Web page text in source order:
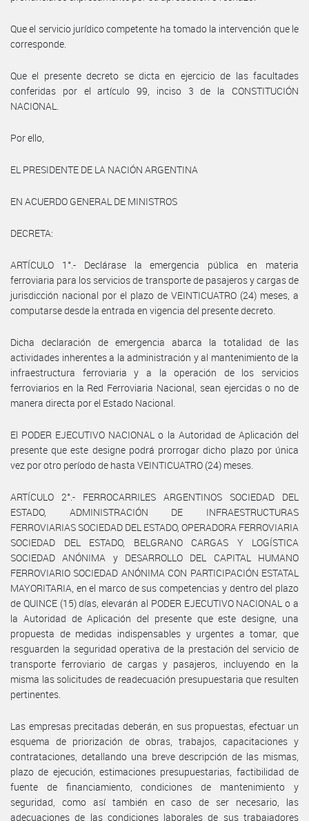
Que el servicio jurídico competente ha tomado la intervención que le
corresponde.
Que el presente decreto se dicta en ejercicio de las facultades
conferidas por el artículo 99, inciso 3 de la CONSTITUCIÓN
NACIONAL.
Por ello,
EL PRESIDENTE DE LA NACIÓN ARGENTINA
EN ACUERDO GENERAL DE MINISTROS
DECRETA:
ARTÍCULO 1°.- Declárase la emergencia pública en materia
ferroviaria para los servicios de transporte de pasajeros y cargas de
jurisdicción nacional por el plazo de VEINTICUATRO (24) meses, a
computarse desde la entrada en vigencia del presente decreto.
Dicha declaración de emergencia abarca la totalidad de las
actividades inherentes a la administración y al mantenimiento de la
infraestructura ferroviaria y a la operación de los servicios
ferroviarios en la Red Ferroviaria Nacional, sean ejercidas o no de
manera directa por el Estado Nacional.
El PODER EJECUTIVO NACIONAL o la Autoridad de Aplicación del
presente que este designe podrá prorrogar dicho plazo por única
vez por otro período de hasta VEINTICUATRO (24) meses.
ARTÍCULO 2°.- FERROCARRILES ARGENTINOS SOCIEDAD DEL
ESTADO, ADMINISTRACIÓN DE INFRAESTRUCTURAS
FERROVIARIAS SOCIEDAD DEL ESTADO, OPERADORA FERROVIARIA
SOCIEDAD DEL ESTADO, BELGRANO CARGAS Y LOGÍSTICA
SOCIEDAD ANÓNIMA y DESARROLLO DEL CAPITAL HUMANO
FERROVIARIO SOCIEDAD ANÓNIMA CON PARTICIPACIÓN ESTATAL
MAYORITARIA, en el marco de sus competencias y dentro del plazo
de QUINCE (15) días, elevarán al PODER EJECUTIVO NACIONAL o a
la Autoridad de Aplicación del presente que este designe, una
propuesta de medidas indispensables y urgentes a tomar, que
resguarden la seguridad operativa de la prestación del servicio de
transporte ferroviario de cargas y pasajeros, incluyendo en la
misma las solicitudes de readecuación presupuestaria que resulten
pertinentes.
Las empresas precitadas deberán, en sus propuestas, efectuar un
esquema de priorización de obras, trabajos, capacitaciones y
contrataciones, detallando una breve descripción de las mismas,
plazo de ejecución, estimaciones presupuestarias, factibilidad de
fuente de financiamiento, condiciones de mantenimiento y
seguridad, como así también en caso de ser necesario, las
adecuaciones de las condiciones laborales de sus trabajadores